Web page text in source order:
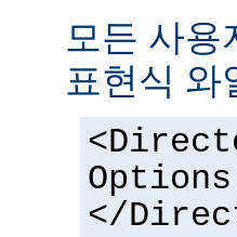
모든 사
표현식 와
</